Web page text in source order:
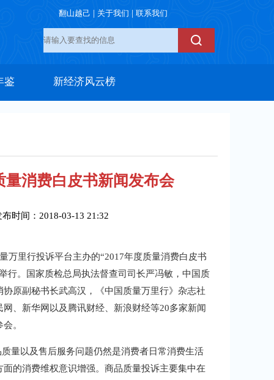
翻山越己 | 关于我们 | 联系我们
鉴 新经济风云榜
量消费白皮书新闻发布会
时间： 2018-03-13 21:32
里行投诉平台主办的“2017年度质量消费白皮书
行。国家质检总局执法督查司司长严冯敏，中国质
原副秘书长武高汉，《中国质量万里行》杂志社
、新华网以及腾讯财经、新浪财经等20多家新闻
。
量以及售后服务问题仍然是消费者日常消费生活
的消费维权意识增强。商品质量投诉主要集中在